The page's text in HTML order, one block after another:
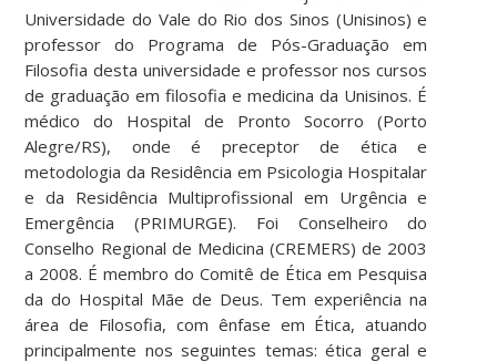
Universidade do Vale do Rio dos Sinos (Unisinos) e
professor do Programa de Pós-Graduação em
Filosofia desta universidade e professor nos cursos
de graduação em filosofia e medicina da Unisinos. É
médico do Hospital de Pronto Socorro (Porto
Alegre/RS), onde é preceptor de ética e
metodologia da Residência em Psicologia Hospitalar
e da Residência Multiprofissional em Urgência e
Emergência (PRIMURGE). Foi Conselheiro do
Conselho Regional de Medicina (CREMERS) de 2003
a 2008. É membro do Comitê de Ética em Pesquisa
da do Hospital Mãe de Deus. Tem experiência na
área de Filosofia, com ênfase em Ética, atuando
principalmente nos seguintes temas: ética geral e